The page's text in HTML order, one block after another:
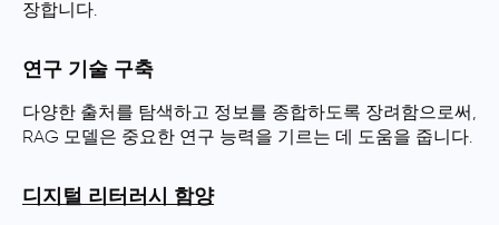
장합니다.
연구 기술 구축
다양한 출처를 탐색하고 정보를 종합하도록 장려함으로써,
RAG 모델은 중요한 연구 능력을 기르는 데 도움을 줍니다.
디지털 리터러시 함양